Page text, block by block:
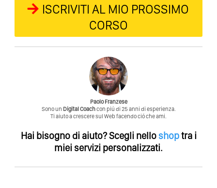
ISCRIVITI AL MIO PROSSIMO
CORSO
Paolo Franzese
Sono un Digital Coachcon piú di 25 anni di esperienza.
Ti aiuto a crescere sul Web facendo ció che ami.
Hai bisogno di aiuto?Scegli nello shoptra i
miei servizi personalizzati.